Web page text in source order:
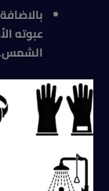
عبوته